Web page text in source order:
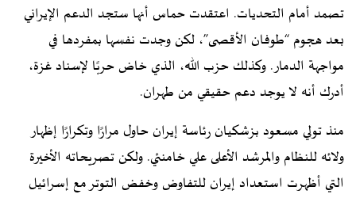
تصمد أمام التحديات. اعتقدت حماس أنها ستجد الدعم الإيراني
بعد هجوم “طوفان الأقصى”، لكن وجدت نفسها بمفردها في
مواجهة الدمار. وكذلك حزب الله، الذي خاض حربًا لإسناد غزة،
أدرك أنه لا يوجد دعم حقيقي من طهران.
منذ تولي مسعود بزشكيان رئاسة إيران حاول مرارًا وتكرارًا إظهار
ولائه للنظام والمرشد الأعلى علي خامنئي. ولكن تصريحاته الأخيرة
التي أظهرت استعداد إيران للتفاوض وخفض التوتر مع إسرائيل